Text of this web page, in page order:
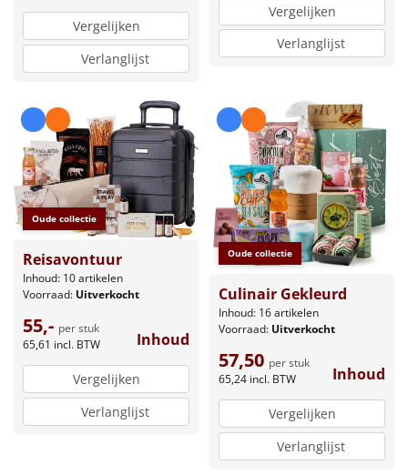
Vergelijken
Verlanglijst
Vergelijken
Verlanglijst
Oude collectie
Reisavontuur
Inhoud: 10 artikelen
Voorraad: Uitverkocht
55,- per stuk
65,61 incl. BTW Inhoud
Vergelijken
Verlanglijst
Oude collectie
Culinair Gekleurd
Inhoud: 16 artikelen
Voorraad: Uitverkocht
57,50 per stuk
65,24 incl. BTW Inhoud
Vergelijken
Verlanglijst